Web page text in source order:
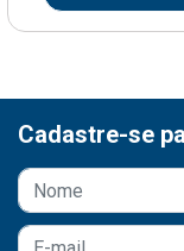
Cadastre-se